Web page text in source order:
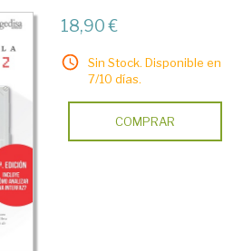
18,90 €
Sin Stock. Disponible en
7/10 días.
COMPRAR